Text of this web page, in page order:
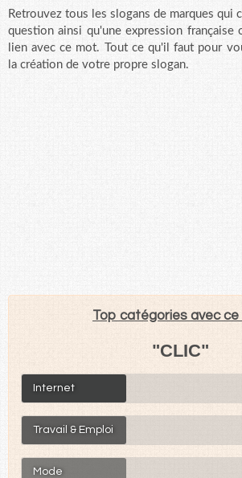
Retrouvez tous les slogans de marques qui
question ainsi qu'une expression française
lien avec ce mot. Tout ce qu'il faut pour
la création de votre propre slogan.
Top catégories avec
"CLIC"
Internet
Travail & Emploi
Mode